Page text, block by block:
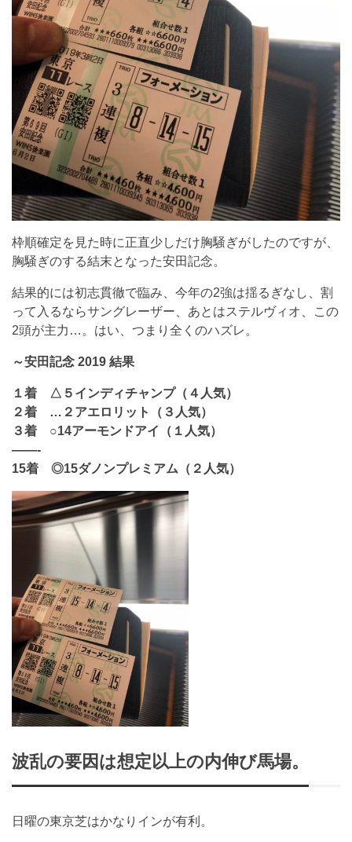
枠順確定を見た時に正直少しだけ胸騒ぎがしたのですが、
胸騒ぎのする結末となった安田記念。
結果的には初志貫徹で臨み、今年の2強は揺るぎなし、割
って入るならサングレーザー、あとはステルヴィオ、この
2頭が主力…。はい、つまり全くのハズレ。
～安田記念 2019 結果
１着 △５インディチャンプ（４人気）
２着 …２アエロリット（３人気）
３着 ○14アーモンドアイ（１人気）
——-
15着 ◎15ダノンプレミアム（２人気）
波乱の要因は想定以上の内伸び馬場。
日曜の東京芝はかなりインが有利。